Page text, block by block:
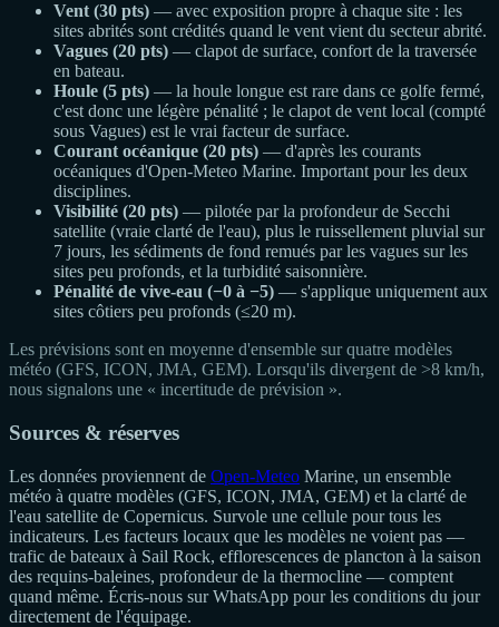
Vent (30 pts) — avec exposition propre à chaque site : les
sites abrités sont crédités quand le vent vient du secteur abrité.
Vagues (20 pts) — clapot de surface, confort de la traversée
en bateau.
Houle (5 pts) — la houle longue est rare dans ce golfe fermé,
c'est donc une légère pénalité ; le clapot de vent local (compté
sous Vagues) est le vrai facteur de surface.
Courant océanique (20 pts) — d'après les courants
océaniques d'Open-Meteo Marine. Important pour les deux
disciplines.
Visibilité (20 pts) — pilotée par la profondeur de Secchi
satellite (vraie clarté de l'eau), plus le ruissellement pluvial sur
7 jours, les sédiments de fond remués par les vagues sur les
sites peu profonds, et la turbidité saisonnière.
Pénalité de vive-eau (−0 à −5) — s'applique uniquement aux
sites côtiers peu profonds (≤20 m).
Les prévisions sont en moyenne d'ensemble sur quatre modèles
météo (GFS, ICON, JMA, GEM). Lorsqu'ils divergent de >8 km/h,
nous signalons une « incertitude de prévision ».
Sources & réserves
Les données proviennent de Open-Meteo Marine, un ensemble
météo à quatre modèles (GFS, ICON, JMA, GEM) et la clarté de
l'eau satellite de Copernicus. Survole une cellule pour tous les
indicateurs. Les facteurs locaux que les modèles ne voient pas —
trafic de bateaux à Sail Rock, efflorescences de plancton à la saison
des requins-baleines, profondeur de la thermocline — comptent
quand même. Écris-nous sur WhatsApp pour les conditions du jour
directement de l'équipage.